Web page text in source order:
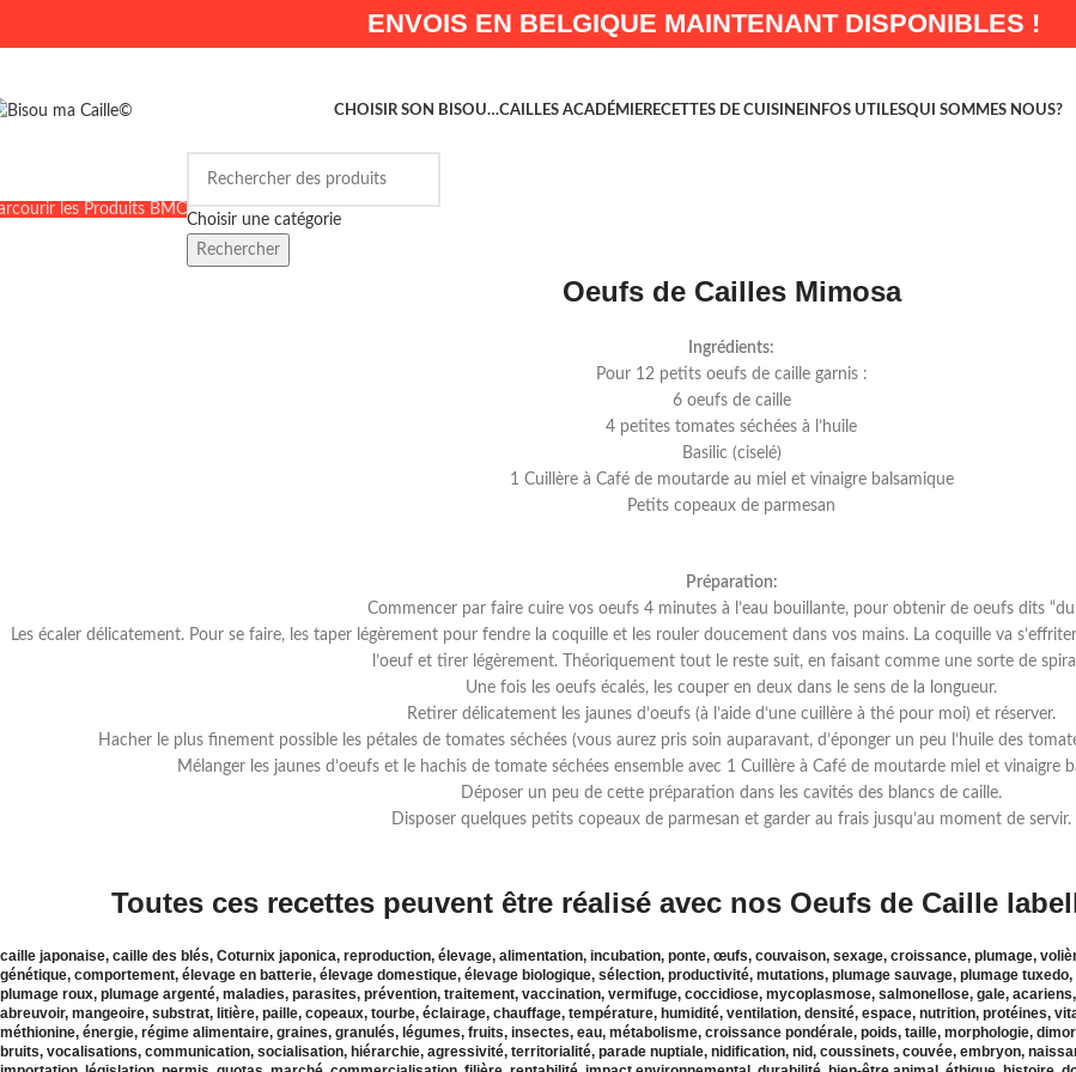
ENVOIS EN BELGIQUE MAINTENANT DISPONIBLES !
CHOISIR SON BISOU…CAILLES ACADÉMIERECETTES DE CUISINE INFOS UTILESQUI SOMMES NOUS?
les Produits BMC
Choisir une catégorie
Rechercher
Oeufs de Cailles Mimosa
Ingrédients:
Pour 12 petits oeufs de caille garnis :
6 oeufs de caille
4 petites tomates séchées à l’huile
Basilic (ciselé)
1 Cuillère à Café de moutarde au miel et vinaigre balsamique
Petits copeaux de parmesan
Préparation:
Commencer par faire cuire vos oeufs 4 minutes à l’eau bouillante, pour obtenir de oeufs dits
Les écaler délicatement. Pour se faire, les taper légèrement pour fendre la coquille et les rouler doucement dans vos mains. La coquille va
l’oeuf et tirer légèrement. Théoriquement tout le reste suit, en faisant comme une sorte de
Une fois les oeufs écalés, les couper en deux dans le sens de la longueur.
Retirer délicatement les jaunes d’oeufs (à l’aide d’une cuillère à thé pour moi) et réserver.
Hacher le plus finement possible les pétales de tomates séchées (vous aurez pris soin auparavant, d’éponger un peu l’huile des
Mélanger les jaunes d’oeufs et le hachis de tomate séchées ensemble avec 1 Cuillère à Café de moutarde miel et vinaigre
Déposer un peu de cette préparation dans les cavités des blancs de caille.
Disposer quelques petits copeaux de parmesan et garder au frais jusqu’au moment de servir.
Toutes ces recettes peuvent être réalisé avec nos Oeufs de Caille
caille japonaise, caille des blés, Coturnix japonica, reproduction, élevage, alimentation, incubation, ponte, œufs, couvaison, sexage, croissance, plumage,
génétique, comportement, élevage en batterie, élevage domestique, élevage biologique, sélection, productivité, mutations, plumage sauvage, plumage
plumage roux, plumage argenté, maladies, parasites, prévention, traitement, vaccination, vermifuge, coccidiose, mycoplasmose, salmonellose, gale,
abreuvoir, mangeoire, substrat, litière, paille, copeaux, tourbe, éclairage, chauffage, température, humidité, ventilation, densité, espace, nutrition, protéines,
méthionine, énergie, régime alimentaire, graines, granulés, légumes, fruits, insectes, eau, métabolisme, croissance pondérale, poids, taille, morphologie,
bruits, vocalisations, communication, socialisation, hiérarchie, agressivité, territorialité, parade nuptiale, nidification, nid, coussinets, couvée, embryon,